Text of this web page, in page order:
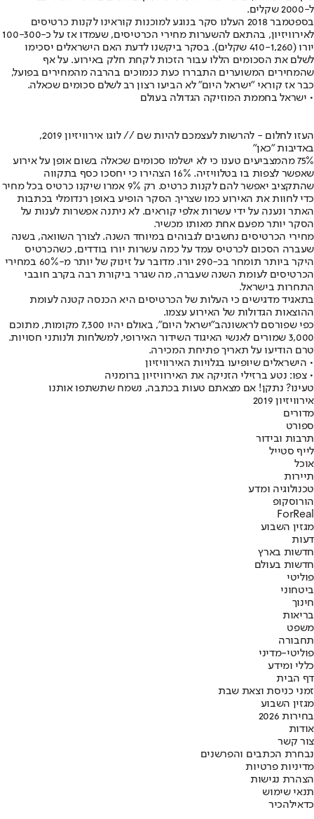
ל-2000 שקלים.
בספטמבר 2018 העלנו סקר בנוגע למוכנות קוראינו לקנות כרטיסים
לאירוויזיון, בהתאם להשערות מחירי הכרטיסים, שעמדו אז על כ-100-300
יורו (410-1,260 שקלים). בסקר ביקשנו לדעת האם הישראלים יסכימו
לשלם את הסכומים הללו עבור הזכות לקחת חלק באירוע. על אף
שהמחירים המשוערים התבררו כעת כנמוכים בהרבה מהמחירים בפועל,
כבר אז קוראי "ישראל היום" לא הביעו רצון רב לשלם סכומים שכאלה.
• ישראל בחממת המוזיקה הגדולה בעולם
העזו לחלום - להרשות לעצמכם להיות שם // לוגו אירוויזיון 2019,
באדיבות "כאן"
75% מהמצביעים טענו כי לא ישלמו סכומים שכאלה בשום אופן על אירוע
שאפשר לצפות בו בטלוויזיה. 16% הצהירו כי יחסכו כסף בתקווה
שהתקציב יאפשר להם לקנות כרטיס. רק 9% אמרו שיקנו כרטיס בכל מחיר
כדי לחוות את האירוע כמו שצריך. הסקר הופיע באופן רנדומלי בכתבות
האתר ונענה על ידי עשרות אלפי קוראים. לא ניתנה אפשרות לענות על
הסקר יותר מפעם אחת מאותו מכשיר.
מחירי הכרטיסים נחשבים לגבוהים במיוחד השנה. לצורך השוואה, בשנה
שעברה הסכום לכרטיס עמד על כמה עשרות יורו בודדים, כשהכרטיס
היקר ביותר תומחר בכ-290 יורו. מדובר על זינוק של יותר מ-60% במחירי
הכרטיסים לעומת השנה שעברה, מה שגרר ביקורת רבה בקרב חובבי
התחרות בישראל.
בתאגיד מדגישים כי העלות של הכרטיסים היא הכנסה קטנה לעומת
ההוצאות הגדולות של האירוע עצמו.
כפי שפורסם לראשונה
ב״ישראל היום״, באולם יהיו 7,300 מקומות, מתוכם
3,000 שמורים לאנשי האיגוד השידור האירופי, למשלחות ולנותני חסויות.
טרם הודיעו על תאריך פתיחת המכירה.
• הישראלים שיופיעו בגלויות האירוויזיון
• צפו: נטע ברזילי הזניקה את האירוויזיון ברומניה
טעינו? נתקן! אם מצאתם טעות בכתבה, נשמח שתשתפו אותנו
אירוויזיון 2019
מדורים
ספורט
תרבות ובידור
לייף סטייל
אוכל
תיירות
טכנולוגיה ומדע
הורוסקופ
ForReal
מגזין השבוע
דעות
חדשות בארץ
חדשות בעולם
פוליטי
ביטחוני
חינוך
בריאות
משפט
תחבורה
פוליטי-מדיני
כללי ומידע
דף הבית
זמני כניסת וצאת שבת
מגזין השבוע
בחירות 2026
אודות
צור קשר
נבחרת הכתבים והפרשנים
מדיניות פרטיות
הצהרת נגישות
תנאי שימוש
כדאילהכיר